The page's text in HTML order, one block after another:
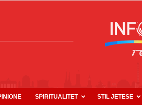
SPIRITUALITET STIL JETESE